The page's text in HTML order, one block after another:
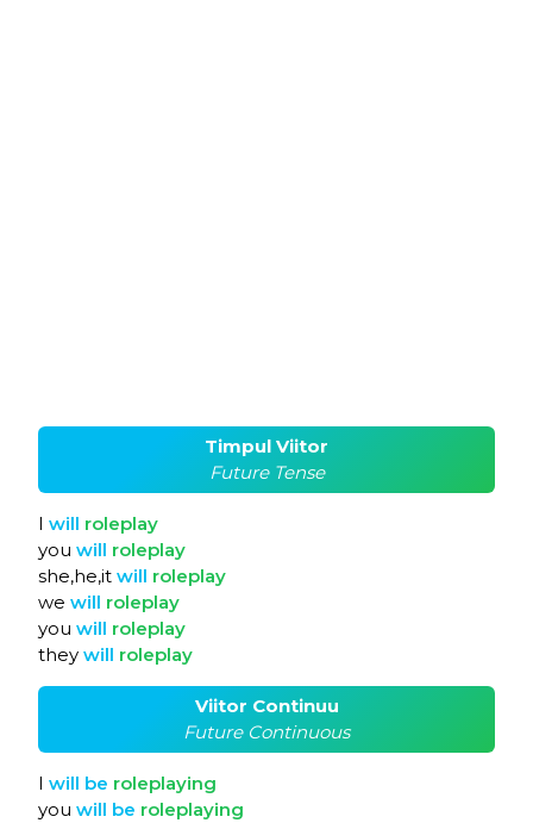
Timpul Viitor
Future Tense
I will roleplay
you will roleplay
she,he,it will roleplay
we will roleplay
you will roleplay
they will roleplay
Viitor Continuu
Future Continuous
I will be roleplaying
you will be roleplaying